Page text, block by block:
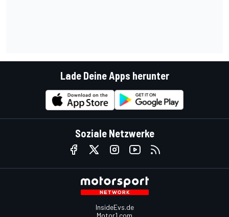
Lade Deine Apps herunter
Soziale Netzwerke
InsideEvs.de
Motor1.com